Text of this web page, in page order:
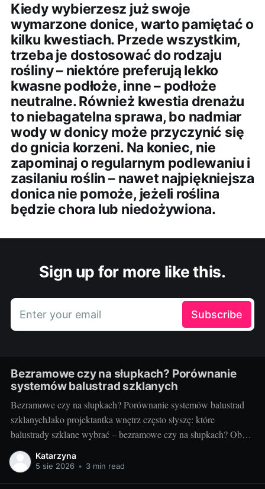
Kiedy wybierzesz już swoje
wymarzone donice, warto pamiętać o
kilku kwestiach. Przede wszystkim,
trzeba je dostosować do rodzaju
rośliny – niektóre preferują lekko
kwasne podłoże, inne – podłoże
neutralne. Również kwestia drenażu
to niebagatelna sprawa, bo nadmiar
wody w donicy może przyczynić się
do gnicia korzeni. Na koniec, nie
zapominaj o regularnym podlewaniu i
zasilaniu roślin – nawet najpiękniejsza
donica nie pomoże, jeżeli roślina
będzie chora lub niedożywiona.
Sign up for more like this.
Enter your email Subscribe
Bezramowe czy na słupkach? Porównanie
systemów balustrad szklanych
Bezramowe czy na słupkach? Porównanie systemów balustrad
szklanychJako projektantka wnętrz często słyszę: które
balustrady szklane wybrać – bezramowe czy na słupkach? Oba
systemy potrafią wyglądać zjawiskowo i podnieść wartość
nieruchomości, ale różnią się konstrukcją, montażem i
Katarzyna
5 sie 2026 • 3 min read